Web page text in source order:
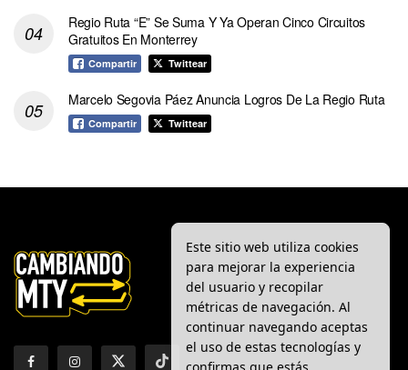
Regio Ruta “E” Se Suma Y Ya Operan Cinco Circuitos
Gratuitos En Monterrey
Compartir Twittear
Marcelo Segovia Páez Anuncia Logros De La Regio Ruta
Compartir Twittear
Este sitio web utiliza cookies
para mejorar la experiencia
del usuario y recopilar
métricas de navegación. Al
continuar navegando aceptas
el uso de estas tecnologías y
confirmas que estás